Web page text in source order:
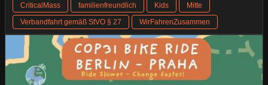
CriticalMass familienfreundlich Kids
Mitte
Verbandfahrt gemäß StVO § 27
WirFahrenZusammen